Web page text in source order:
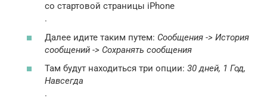
со стартовой страницы iPhone
.
Далее идите таким путем: Сообщения -> История
сообщений -> Сохранять сообщения
Там будут находиться три опции: 30 дней, 1 Год,
Навсегда
.